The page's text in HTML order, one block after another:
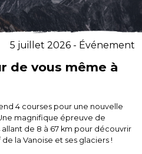
5 juillet 2026 - Événement
de vous même à
4 courses pour une nouvelle
magnifique épreuve de
de 8 à 67 km pour découvrir
la Vanoise et ses glaciers !